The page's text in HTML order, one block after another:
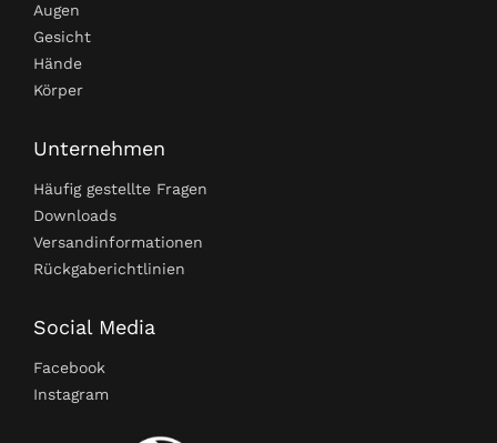
Augen
Gesicht
Hände
Körper
Unternehmen
Häufig gestellte Fragen
Downloads
Versandinformationen
Rückgaberichtlinien
Social Media
Facebook
Instagram